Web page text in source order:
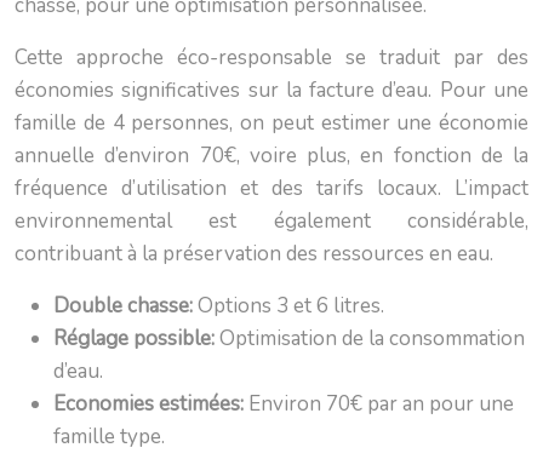
chasse, pour une optimisation personnalisée.
Cette approche éco-responsable se traduit par des
économies significatives sur la facture d’eau. Pour une
famille de 4 personnes, on peut estimer une économie
annuelle d’environ 70€, voire plus, en fonction de la
fréquence d’utilisation et des tarifs locaux. L’impact
environnemental est également considérable,
contribuant à la préservation des ressources en eau.
Double chasse:Options 3 et 6 litres.
Réglage possible:Optimisation de la consommation
d’eau.
Economies estimées: Environ 70€ par an pour une
famille type.